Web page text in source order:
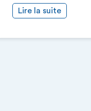
Lire la suite